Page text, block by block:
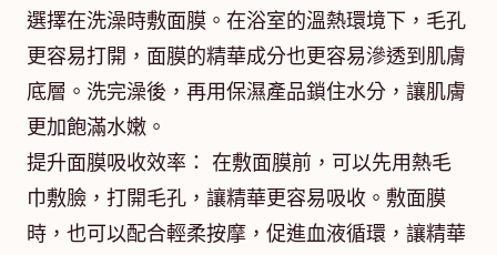
選擇在洗澡時敷面膜。在浴室的溫熱環境下，毛孔
更容易打開，面膜的精華成分也更容易滲透到肌膚
底層。洗完澡後，再用保濕產品鎖住水分，讓肌膚
更加飽滿水嫩。
提升面膜吸收效率： 在敷面膜前，可以先用熱毛
巾敷臉，打開毛孔，讓精華更容易吸收。敷面膜
時，也可以配合輕柔按摩，促進血液循環，讓精華